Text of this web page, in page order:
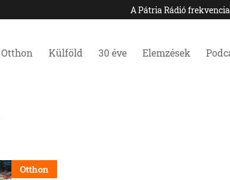
A Pátria Rádió
Otthon Külföld 30 éve Elemzések
Otthon